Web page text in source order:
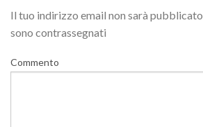
Il tuo indirizzo email non sarà pubblicato.
sono contrassegnati
Commento